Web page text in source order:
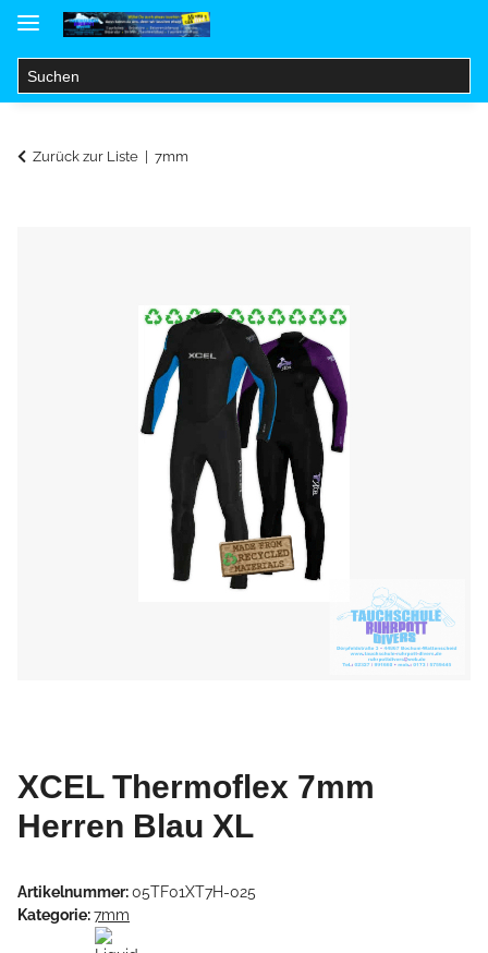
Zurück zur Liste 7mm
XCEL Thermoflex 7mm
Herren Blau XL
Artikelnummer:05TF01XT7H-025
Kategorie:7mm